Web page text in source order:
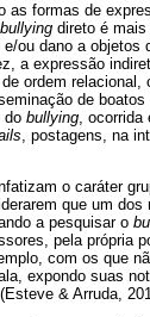
as formas de
bullying direto é
ou dano a
a expressão
ordem
de
do bullying, ocorrida
, postagens, na
o caráter
que um dos
a pesquisar o
pela própria
com os que
expondo suas
& Arruda,